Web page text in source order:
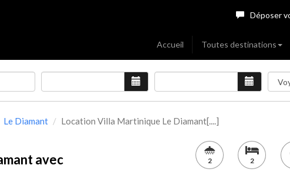
Déposer
Accueil Toutes destinations
Le Diamant Location Villa Martinique Le Diamant[....]
avec
2 2